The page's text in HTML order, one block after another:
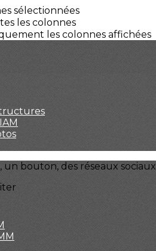
sélectionnées
les colonnes
les colonnes affichées
bouton, des réseaux sociaux